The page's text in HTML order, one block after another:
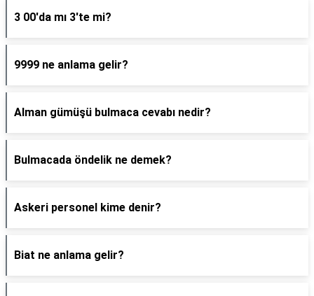
3 00'da mı 3'te mi?
9999 ne anlama gelir?
Alman gümüşü bulmaca cevabı nedir?
Bulmacada öndelik ne demek?
Askeri personel kime denir?
Biat ne anlama gelir?